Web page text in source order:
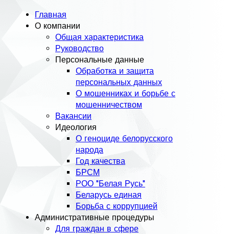
Главная
О компании
Общая характеристика
Руководство
Персональные данные
Обработка и защита
персональных данных
О мошенниках и борьбе с
мошенничеством
Вакансии
Идеология
О геноциде белорусского
народа
Год качества
БРСМ
РОО "Белая Русь"
Беларусь единая
Борьба с коррупцией
Административные процедуры
Для граждан в сфере